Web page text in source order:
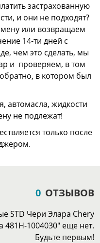
застрахованную
и они не подходят?
или возвращаем
14-ти дней с
чем это сделать, мы
и проверяем, в том
в котором был
автомасла, жидкости
не подлежат!
только после
0 ОТЗЫВОВ
STD Чери Элара Chery
481H-1004030" еще нет.
Будьте первым!